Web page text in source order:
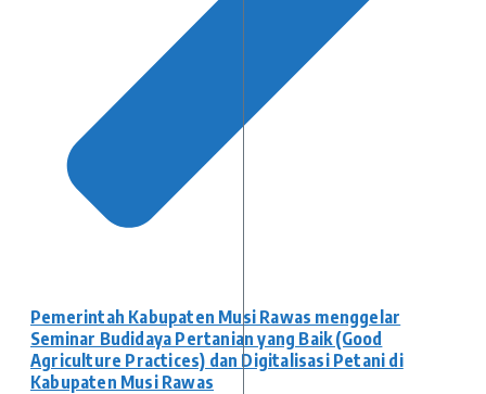
Pemerintah Kabupaten Musi Rawas menggelar
Seminar Budidaya Pertanian yang Baik (Good
Agriculture Practices) dan Digitalisasi Petani di
Kabupaten Musi Rawas